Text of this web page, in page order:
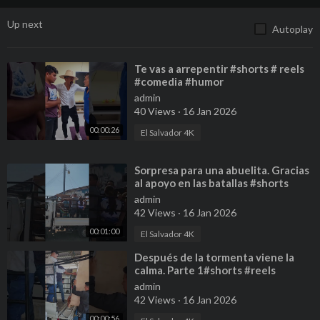
Up next Autoplay
00:00:26
⁣Te vas a arrepentir #shorts # reels
#comedia #humor
admin
40 Views · 16 Jan 2026
El Salvador 4K
00:01:00
⁣Sorpresa para una abuelita. Gracias
al apoyo en las batallas #shorts
#reels #AyudaSocial
admin
42 Views · 16 Jan 2026
El Salvador 4K
⁣Después de la tormenta viene la
calma. Parte 1#shorts #reels
#ayudasocial
admin
42 Views · 16 Jan 2026